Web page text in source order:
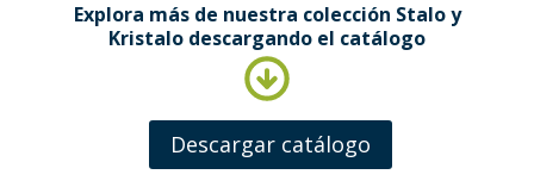
Explora más de nuestra colección Stalo y
Kristalo descargando el catálogo
Descargar catálogo